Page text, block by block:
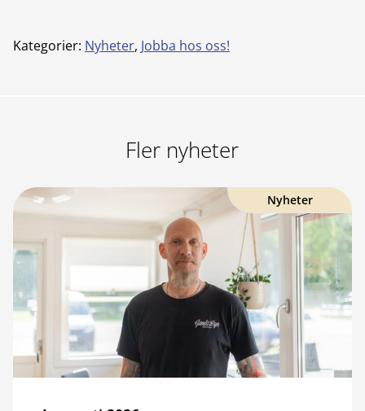
Kategorier: Nyheter, Jobba hos oss!
Fler nyheter
Nyheter